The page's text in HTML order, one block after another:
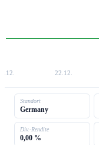
22.12.
Standort
Germany
Div.-Rendite
0,00 %